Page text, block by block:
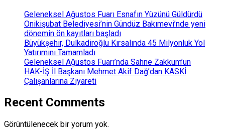
Geleneksel Ağustos Fuarı Esnafın Yüzünü Güldürdü
Onikişubat Belediyesi’nin Gündüz Bakımevi’nde yeni
dönemin ön kayıtları başladı
Büyükşehir, Dulkadiroğlu Kırsalında 45 Milyonluk Yol
Yatırımını Tamamladı
Geleneksel Ağustos Fuarı’nda Sahne Zakkum’un
HAK-İŞ İl Başkanı Mehmet Akif Dağ’dan KASKİ
Çalışanlarına Ziyareti
Recent Comments
Görüntülenecek bir yorum yok.